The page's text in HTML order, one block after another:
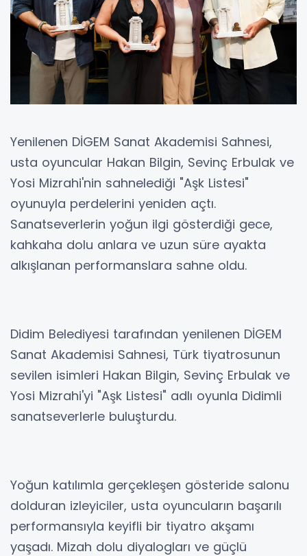
Yenilenen DİGEM Sanat Akademisi Sahnesi,
usta oyuncular Hakan Bilgin, Sevinç Erbulak ve
Yosi Mizrahi'nin sahnelediği "Aşk Listesi"
oyunuyla perdelerini yeniden açtı.
Sanatseverlerin yoğun ilgi gösterdiği gece,
kahkaha dolu anlara ve uzun süre ayakta
alkışlanan performanslara sahne oldu.
Didim Belediyesi tarafından yenilenen DİGEM
Sanat Akademisi Sahnesi, Türk tiyatrosunun
sevilen isimleri Hakan Bilgin, Sevinç Erbulak ve
Yosi Mizrahi'yi "Aşk Listesi" adlı oyunla Didimli
sanatseverlerle buluşturdu.
Yoğun katılımla gerçekleşen gösteride salonu
dolduran izleyiciler, usta oyuncuların başarılı
performansıyla keyifli bir tiyatro akşamı
yaşadı. Mizah dolu diyalogları ve güçlü